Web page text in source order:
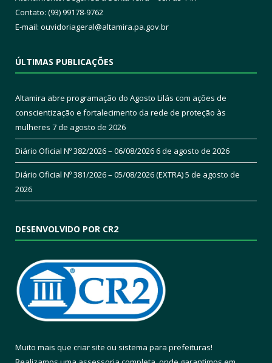
Contato: (93) 99178-9762
E-mail: ouvidoriageral@altamira.pa.gov.br
ÚLTIMAS PUBLICAÇÕES
Altamira abre programação do Agosto Lilás com ações de
conscientização e fortalecimento da rede de proteção às
mulheres 7 de agosto de 2026
Diário Oficial Nº 382/2026 – 06/08/20266 de agosto de 2026
Diário Oficial Nº 381/2026 – 05/08/2026 (EXTRA)5 de agosto de
2026
DESENVOLVIDO POR CR2
Muito mais que criar site ou sistema para prefeituras!